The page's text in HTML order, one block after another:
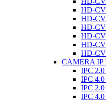
HD-
HD-
HD-
HD-
HD-
HD-
CAMERA IP
IPC
IPC
IPC
IPC